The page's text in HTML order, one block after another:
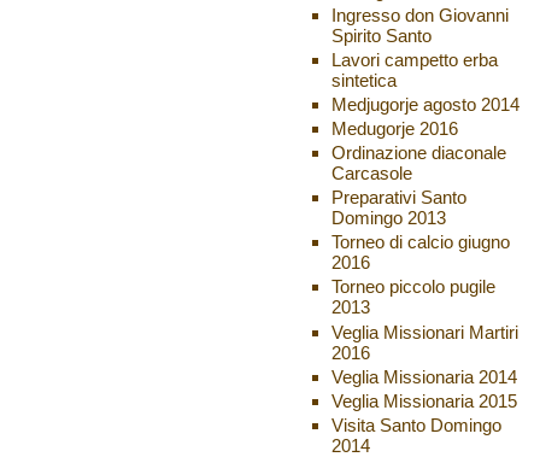
Ingresso don Giovanni
Spirito Santo
Lavori campetto erba
sintetica
Medjugorje agosto 2014
Medugorje 2016
Ordinazione diaconale
Carcasole
Preparativi Santo
Domingo 2013
Torneo di calcio giugno
2016
Torneo piccolo pugile
2013
Veglia Missionari Martiri
2016
Veglia Missionaria 2014
Veglia Missionaria 2015
Visita Santo Domingo
2014